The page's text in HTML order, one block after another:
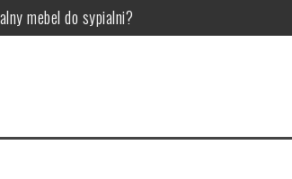
mebel do sypialni?
samochodu
ten gatunek gier jest tak popularny?